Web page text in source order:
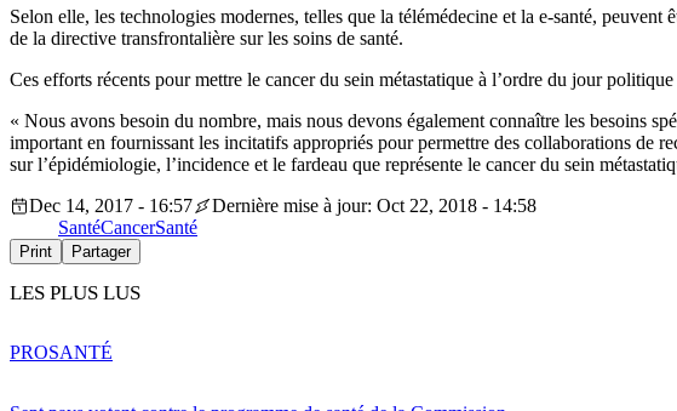
Selon elle, les technologies modernes, telles que la télémédecine et la e-santé,
de la directive transfrontalière sur les soins de santé.
Ces efforts récents pour mettre le cancer du sein métastatique à l’ordre du jour
« Nous avons besoin du nombre, mais nous devons également connaître les besoins
important en fournissant les incitatifs appropriés pour permettre des collaborations de
sur l’épidémiologie, l’incidence et le fardeau que représente le cancer du sein
Dec 14, 2017 - 16:57
Dernière mise à jour: Oct 22, 2018 - 14:58
SantéCancerSanté
Print Partager
LES PLUS LUS
PROSANTÉ